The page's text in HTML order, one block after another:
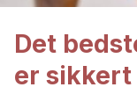
Det
er